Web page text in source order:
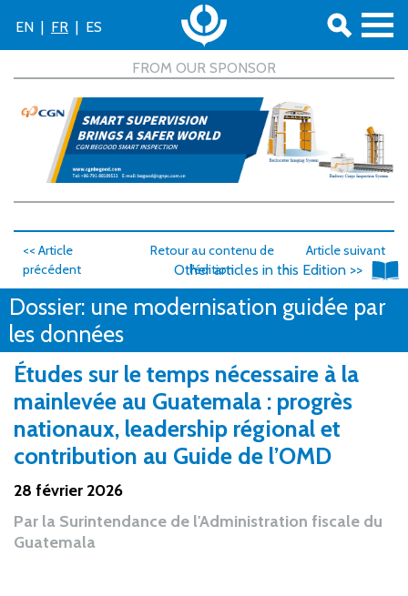
EN | FR | ES
<< Article
précédent
Retour au contenu de
l'édition
Article suivant
>>
Dossier: une modernisation guidée par
les données
Other articles in this Edition >>
Études sur le temps nécessaire à la
mainlevée au Guatemala : progrès
nationaux, leadership régional et
contribution au Guide de l’OMD
28 février 2026
Par la Surintendance de l'Administration fiscale du
Guatemala